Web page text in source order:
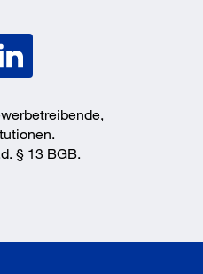
§ 13 BGB.